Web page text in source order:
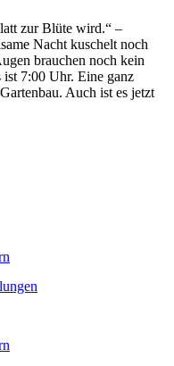
zur Blüte wird.“ –
Nacht kuschelt noch
brauchen noch kein
7:00 Uhr. Eine ganz
Auch ist es jetzt